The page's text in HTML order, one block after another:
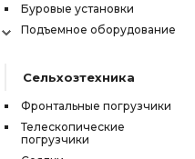
Буровые установки
Подъемное оборудование
Сельхозтехника
Фронтальные погрузчики
Телескопические
погрузчики